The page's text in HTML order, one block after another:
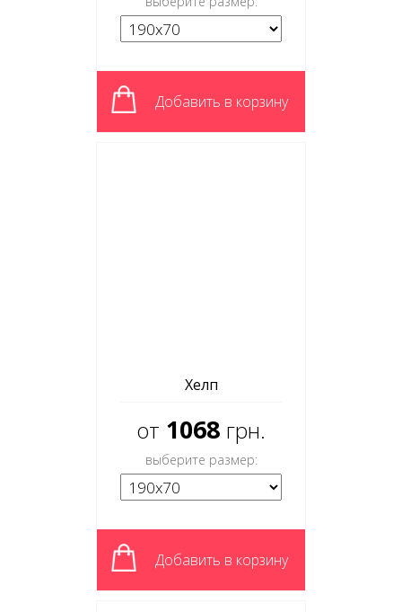
Добавить в корзину
Хелп
от 1068 грн.
выберите размер:
Добавить в корзину